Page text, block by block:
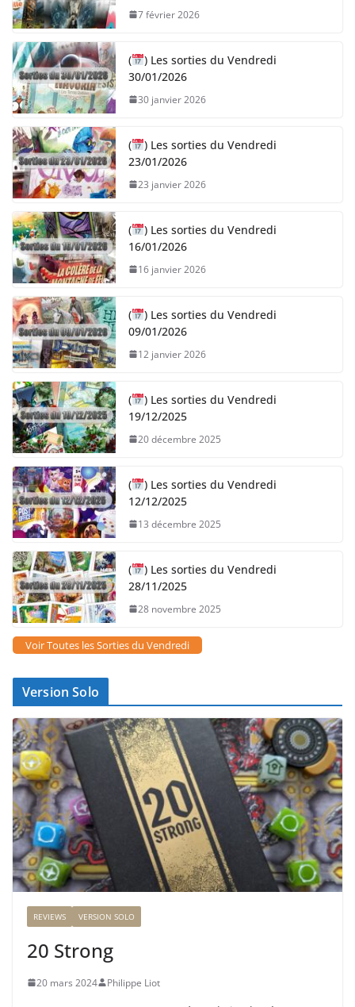
7 février 2026
(
) Les sorties du Vendredi
30/01/2026
30 janvier 2026
(
) Les sorties du Vendredi
23/01/2026
23 janvier 2026
(
) Les sorties du Vendredi
16/01/2026
16 janvier 2026
(
) Les sorties du Vendredi
09/01/2026
12 janvier 2026
(
) Les sorties du Vendredi
19/12/2025
20 décembre 2025
(
) Les sorties du Vendredi
12/12/2025
13 décembre 2025
(
) Les sorties du Vendredi
28/11/2025
28 novembre 2025
Voir Toutes les Sorties du Vendredi
Version Solo
REVIEWS VERSION SOLO
20 Strong
20 mars 2024 Philippe Liot